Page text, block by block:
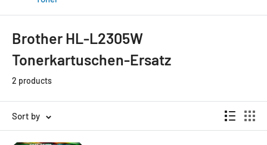
Brother HL-L2305W
Tonerkartuschen-Ersatz
2 products
Sort by